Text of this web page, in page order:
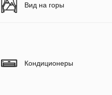
Вид на горы
Кондиционеры